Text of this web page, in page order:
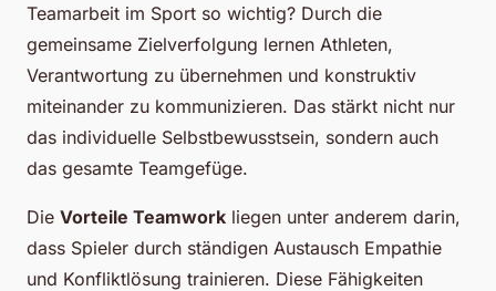
Teamarbeit im Sport so wichtig? Durch die
gemeinsame Zielverfolgung lernen Athleten,
Verantwortung zu übernehmen und konstruktiv
miteinander zu kommunizieren. Das stärkt nicht nur
das individuelle Selbstbewusstsein, sondern auch
das gesamte Teamgefüge.
Die Vorteile Teamwork liegen unter anderem darin,
dass Spieler durch ständigen Austausch Empathie
und Konfliktlösung trainieren. Diese Fähigkeiten